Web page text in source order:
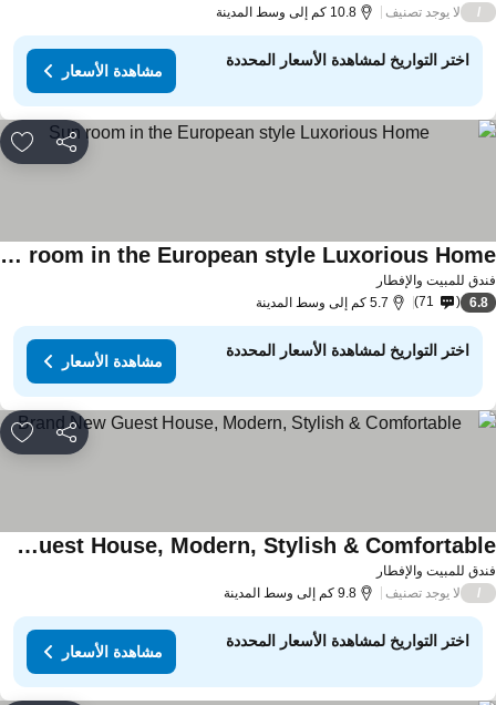
لا يوجد تصنيف 10.8 كم إلى وسط المدينة
اختر التواريخ لمشاهدة الأسعار المحددة
مشاهدة الأسعار
مشاركة
للمبيت والإفطار
Sun room in the European style Luxorious Home
6.8
71 5.7 كم إلى وسط المدينة
اختر التواريخ لمشاهدة الأسعار المحددة
مشاهدة الأسعار
مشاركة
للمبيت والإفطار
Brand New Guest House, Modern, Stylish & Comfortable
لا يوجد تصنيف 9.8 كم إلى وسط المدينة
اختر التواريخ لمشاهدة الأسعار المحددة
مشاهدة الأسعار